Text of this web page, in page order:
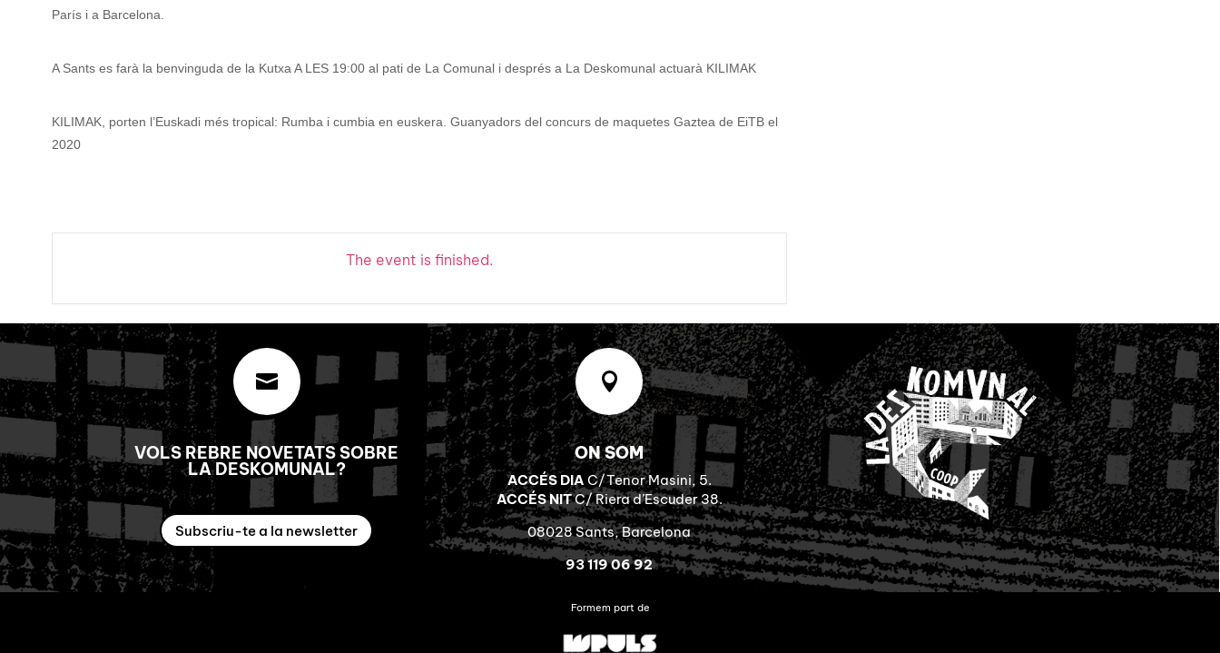
París i a Barcelona.
A Sants es farà la benvinguda de la Kutxa A LES 19:00 al pati de La Comunal i després a La Deskomunal actuarà KILIMAK
KILIMAK, porten l’Euskadi més tropical: Rumba i cumbia en euskera. Guanyadors del concurs de maquetes Gaztea de EiTB el
2020
The event is finished.

VOLS REBRE NOVETATS SOBRE
LA DESKOMUNAL?
Subscriu-te a la newsletter

ON SOM
ACCÉS DIA C/Tenor Masini, 5.
ACCÉS NITC/ Riera d’Escuder 38.
08028 Sants, Barcelona
93 119 06 92
Formem part de